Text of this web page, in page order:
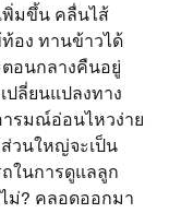
พิ่มขึ้น คลื่นไส้
อง ทานข้าวได้
อนกลางคืนอยู่
ปลี่ยนแปลงทาง
รมณ์อ่อนไหวง่าย
วนใหญ่จะเป็น
ในการดูแลลูก
ม่? คลอดออกมา